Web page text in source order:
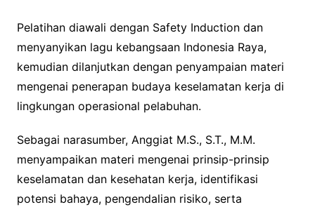
Pelatihan diawali dengan Safety Induction dan
menyanyikan lagu kebangsaan Indonesia Raya,
kemudian dilanjutkan dengan penyampaian materi
mengenai penerapan budaya keselamatan kerja di
lingkungan operasional pelabuhan.
Sebagai narasumber, Anggiat M.S., S.T., M.M.
menyampaikan materi mengenai prinsip-prinsip
keselamatan dan kesehatan kerja, identifikasi
potensi bahaya, pengendalian risiko, serta